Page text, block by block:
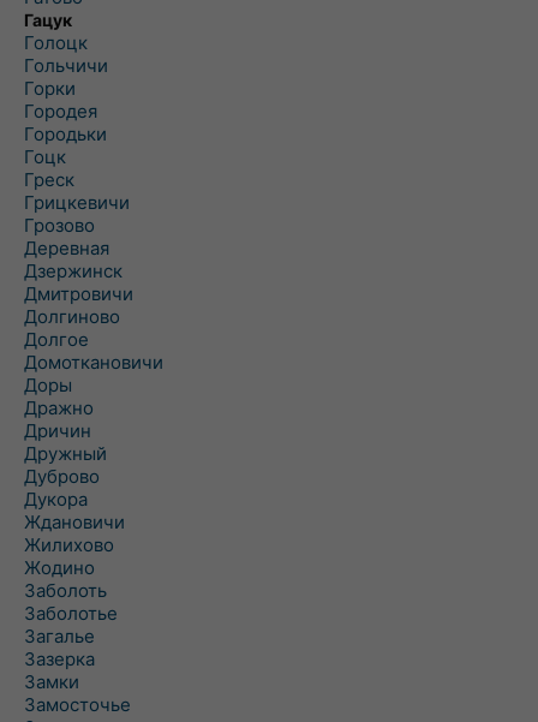
Гацук
Голоцк
Гольчичи
Горки
Городея
Городьки
Гоцк
Греск
Грицкевичи
Грозово
Деревная
Дзержинск
Дмитровичи
Долгиново
Долгое
Домоткановичи
Доры
Дражно
Дричин
Дружный
Дуброво
Дукора
Ждановичи
Жилихово
Жодино
Заболоть
Заболотье
Загалье
Зазерка
Замки
Замосточье